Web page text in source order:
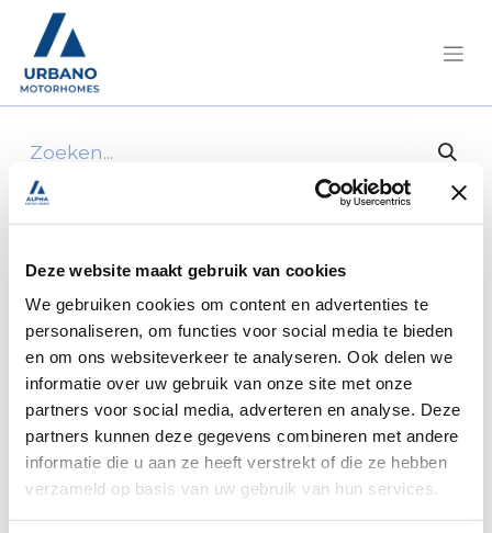
Deze website maakt gebruik van cookies
We gebruiken cookies om content en advertenties te
personaliseren, om functies voor social media te bieden
en om ons websiteverkeer te analyseren. Ook delen we
informatie over uw gebruik van onze site met onze
partners voor social media, adverteren en analyse. Deze
partners kunnen deze gegevens combineren met andere
informatie die u aan ze heeft verstrekt of die ze hebben
verzameld op basis van uw gebruik van hun services.
Alle producten
50 * schroefdop met clips beige